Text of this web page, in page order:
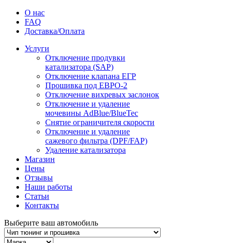
О нас
FAQ
Доставка/Оплата
Услуги
Отключение продувки
катализатора (SAP)
Отключение клапана ЕГР
Прошивка под ЕВРО-2
Отключение вихревых заслонок
Отключение и удаление
мочевины AdBlue/BlueTec
Снятие ограничителя скорости
Отключение и удаление
сажевого фильтра (DPF/FAP)
Удаление катализатора
Магазин
Цены
Отзывы
Наши работы
Статьи
Контакты
Выберите ваш автомобиль